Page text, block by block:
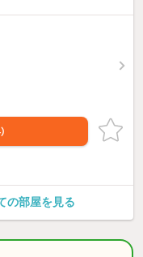
の部屋を見る